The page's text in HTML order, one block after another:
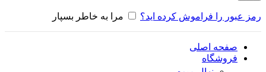
رمز عبور را فراموش کرده اید؟ مرا به خاطر بسپار
صفحه اصلی
فروشگاه